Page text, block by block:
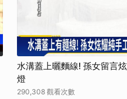
水溝蓋上曬麵線! 孫女留言
燈
290,308 觀看次數